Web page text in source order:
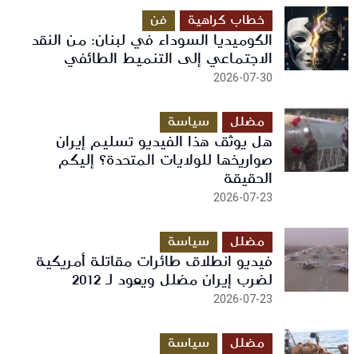
خطاب كراهية فن
الكوميديا السوداء في لبنان: من النقد
الاجتماعي إلى التنميط الطائفي
2026-07-30
مضلل سياسة
هل يوثق هذا الفيديو تسليم إيران
صواريخها للولايات المتحدة؟ إليكم
الحقيقة
2026-07-23
مضلل سياسة
فيديو انطلاق طائرات مقاتلة أمريكية
لضرب إيران مضلل ويعود لـ 2012
2026-07-23
مضلل سياسة